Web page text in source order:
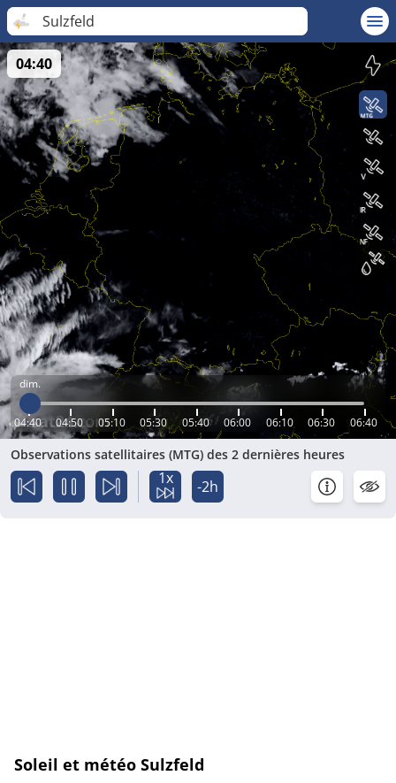
Sulzfeld
dim.
04:40 04:50 05:10 05:30 05:40 06:00 06:10 06:30 06:40
04:40
Observations satellitaires (MTG) des 2 dernières heures
1x -2h
Soleil et météo Sulzfeld